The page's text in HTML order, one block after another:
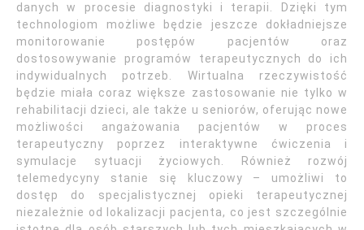
danych w procesie diagnostyki i terapii. Dzięki tym
technologiom możliwe będzie jeszcze dokładniejsze
monitorowanie postępów pacjentów oraz
dostosowywanie programów terapeutycznych do ich
indywidualnych potrzeb. Wirtualna rzeczywistość
będzie miała coraz większe zastosowanie nie tylko w
rehabilitacji dzieci, ale także u seniorów, oferując nowe
możliwości angażowania pacjentów w proces
terapeutyczny poprzez interaktywne ćwiczenia i
symulacje sytuacji życiowych. Również rozwój
telemedycyny stanie się kluczowy – umożliwi to
dostęp do specjalistycznej opieki terapeutycznej
niezależnie od lokalizacji pacjenta, co jest szczególnie